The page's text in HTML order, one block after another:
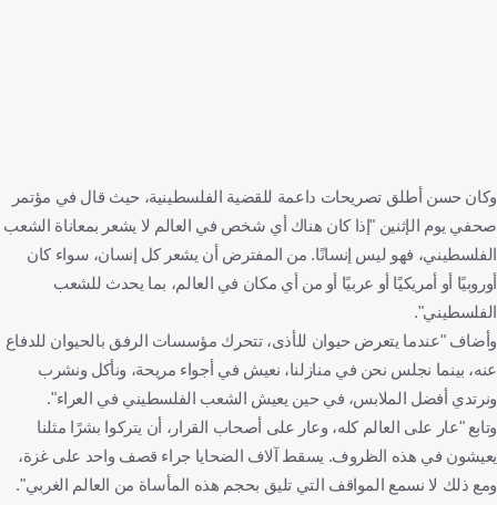
وكان حسن أطلق تصريحات داعمة للقضية الفلسطينية، حيث قال في مؤتمر
صحفي يوم الإثنين "إذا كان هناك أي شخص في العالم لا يشعر بمعاناة الشعب
الفلسطيني، فهو ليس إنسانًا. من المفترض أن يشعر كل إنسان، سواء كان
أوروبيًا أو أمريكيًا أو عربيًا أو من أي مكان في العالم، بما يحدث للشعب
الفلسطيني".
وأضاف "عندما يتعرض حيوان للأذى، تتحرك مؤسسات الرفق بالحيوان للدفاع
عنه، بينما نجلس نحن في منازلنا، نعيش في أجواء مريحة، ونأكل ونشرب
ونرتدي أفضل الملابس، في حين يعيش الشعب الفلسطيني في العراء".
وتابع "عار على العالم كله، وعار على أصحاب القرار، أن يتركوا بشرًا مثلنا
يعيشون في هذه الظروف. يسقط آلاف الضحايا جراء قصف واحد على غزة،
ومع ذلك لا نسمع المواقف التي تليق بحجم هذه المأساة من العالم الغربي".